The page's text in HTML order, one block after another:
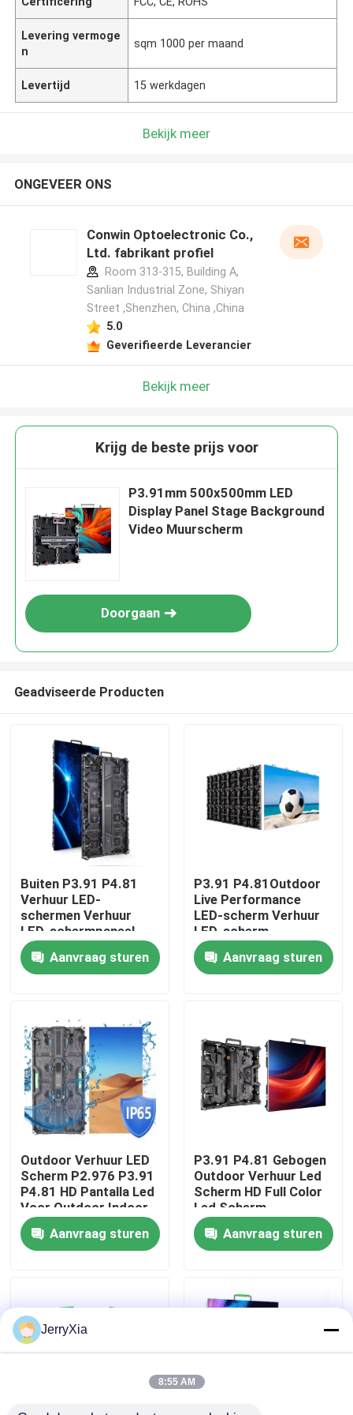
Huis
Video's
VR-show
Over ons
Fabriekstocht
Neem contact met ons op
Nieuws
Levering vermoge
n
sqm 1000 per maand
Levertijd 15 werkdagen
Bekijk meer
ONGEVEER ONS
Conwin Optoelectronic Co.,
Ltd. fabrikant profiel
Room 313-315, Building A,
Sanlian Industrial Zone, Shiyan
Street ,Shenzhen, China ,China
5.0
Geverifieerde Leverancier
Bekijk meer
Krijg de beste prijs voor
P3.91mm 500x500mm LED
Display Panel Stage Background
Video Muurscherm
Doorgaan
Geadviseerde Producten
Buiten P3.91 P4.81
Verhuur LED-
schermen Verhuur
LED-schermpaneel
Bühnengebeurtenissen
LED-scherm
Aanvraag sturen
P3.91 P4.81Outdoor
Live Performance
LED-scherm Verhuur
LED-scherm
Waterdicht podium
Hoge helderheid
Achtergrondscherm
Aanvraag sturen
Outdoor Verhuur LED
Scherm P2.976 P3.91
P4.81 HD Pantalla Led
Voor Outdoor Indoor
Concert Evenement
Reclame Verhuur
Scherm
Aanvraag sturen
P3.91 P4.81 Gebogen
Outdoor Verhuur Led
Scherm HD Full Color
Led Scherm
evenementen led
schermAanvraag sturen
JerryXia
8:55 AM